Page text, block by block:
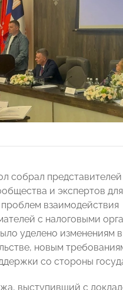
собрал
и экспертов
проблем взаимодействия
с налоговыми
уделено изменениям
новым
со стороны
выступивший с